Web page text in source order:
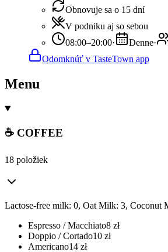
Obnovuje sa o 15 dní
V podniku aj so sebou
08:00–20:00· Denne·
Odomknúť v TasteTown app
Menu
☕ COFFEE
18 položiek
Lactose-free milk: 0, Oat Milk: 3, Coconut
Espresso / Macchiato8 zł
Doppio / Cortado10 zł
Americano14 zł